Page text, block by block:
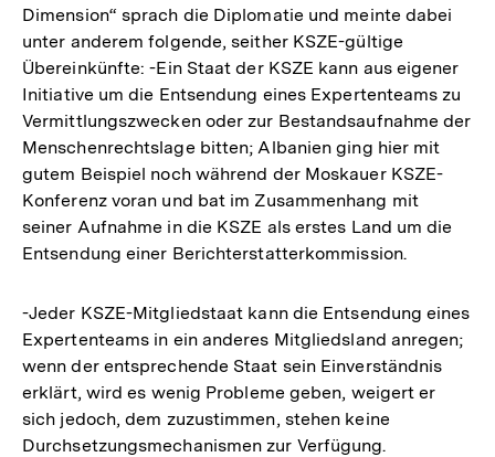
Dimension“ sprach die Diplomatie und meinte dabei
unter anderem folgende, seither KSZE-gültige
Übereinkünfte: -Ein Staat der KSZE kann aus eigener
Initiative um die Entsendung eines Expertenteams zu
Vermittlungszwecken oder zur Bestandsaufnahme der
Menschenrechtslage bitten; Albanien ging hier mit
gutem Beispiel noch während der Moskauer KSZE-
Konferenz voran und bat im Zusammenhang mit
seiner Aufnahme in die KSZE als erstes Land um die
Entsendung einer Berichterstatterkommission.
-Jeder KSZE-Mitgliedstaat kann die Entsendung eines
Expertenteams in ein anderes Mitgliedsland anregen;
wenn der entsprechende Staat sein Einverständnis
erklärt, wird es wenig Probleme geben, weigert er
sich jedoch, dem zuzustimmen, stehen keine
Durchsetzungsmechanismen zur Verfügung.